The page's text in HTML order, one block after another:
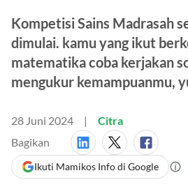
Kompetisi Sains Madrasah
dimulai. kamu yang ikut
matematika coba kerjakan
mengukur kemampuanmu,
28 Juni 2024
Citra
Bagikan
Ikuti Mamikos Info di Google